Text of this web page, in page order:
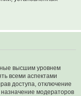
высшим уровнем
всеми аспектами
доступа, отключение
назначение модераторов